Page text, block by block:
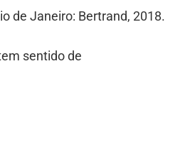
de Janeiro: Bertrand, 2018.
sentido de